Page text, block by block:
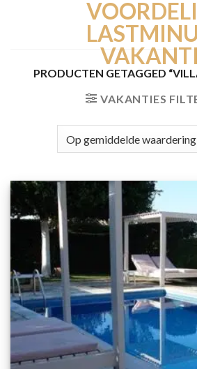
PRODUCTEN GETAGGED
VAKANTIES